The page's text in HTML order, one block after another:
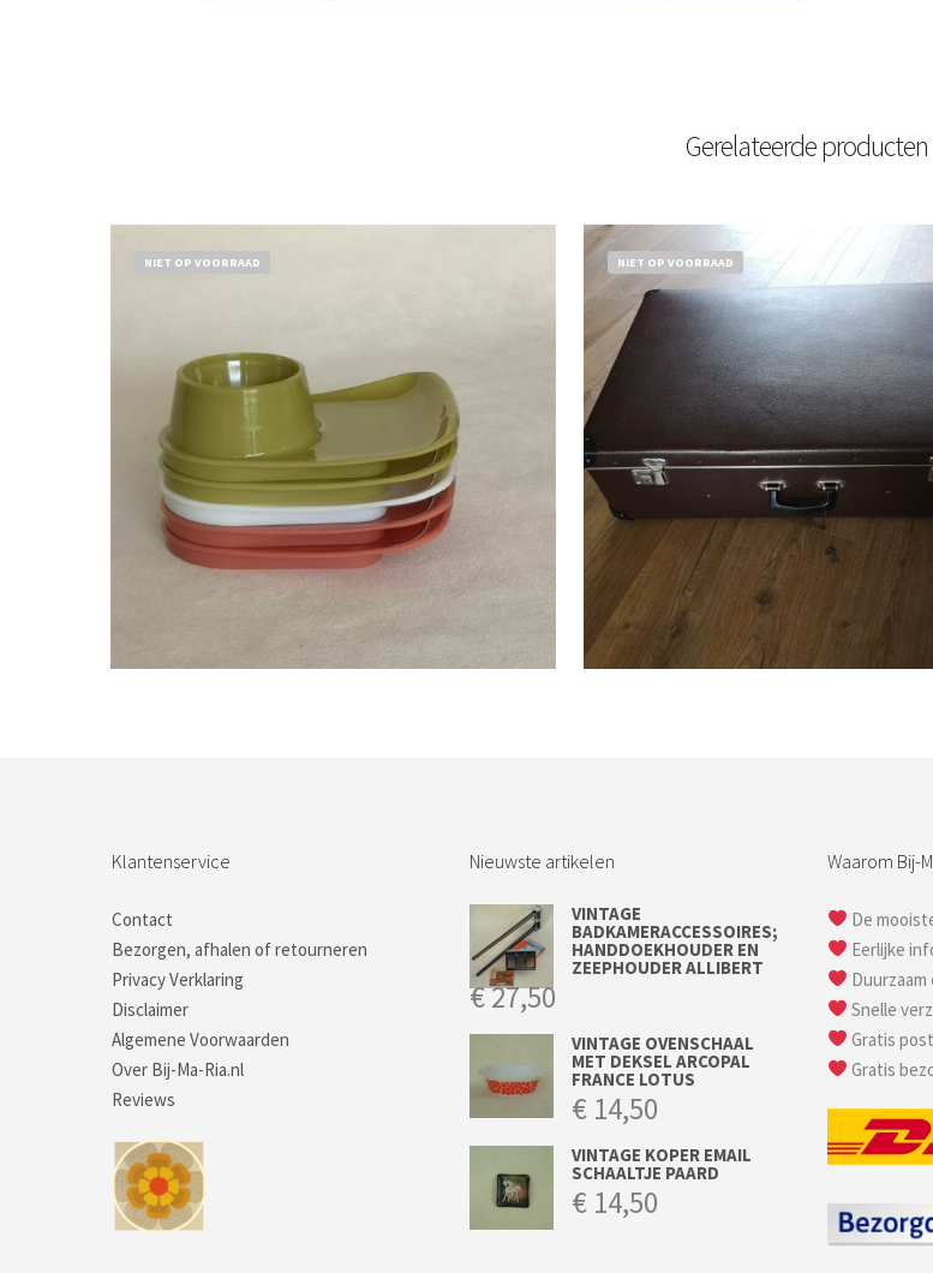
Gerelateerde producten
NIET OP VOORRAAD NIET OP VOORRAAD
€32,50
Klantenservice
Contact
Bezorgen, afhalen of retourneren
Privacy Verklaring
Disclaimer
Algemene Voorwaarden
Over Bij-Ma-Ria.nl
Reviews
Nieuwste artikelen
VINTAGE
BADKAMERACCESSOIRES;
HANDDOEKHOUDER EN
ZEEPHOUDER ALLIBERT
€27,50
VINTAGE OVENSCHAAL
MET DEKSEL ARCOPAL
FRANCE LOTUS
€ 14,50
VINTAGE KOPER EMAIL
SCHAALTJE PAARD
€ 14,50
Waarom Bij-
De
Eerlijke
Snelle
Gratis
Gratis